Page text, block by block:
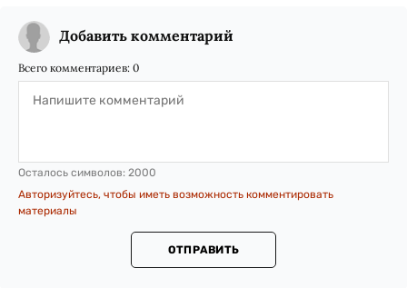
Добавить комментарий
Всего комментариев: 0
Осталось символов: 2000
Авторизуйтесь, чтобы иметь возможность комментировать
материалы
ОТПРАВИТЬ